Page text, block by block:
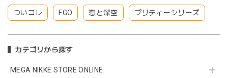
ついコレ FGO 恋と深空 プリティーシリーズ
カテゴリから探す
MEGA NIKKE STORE ONLINE